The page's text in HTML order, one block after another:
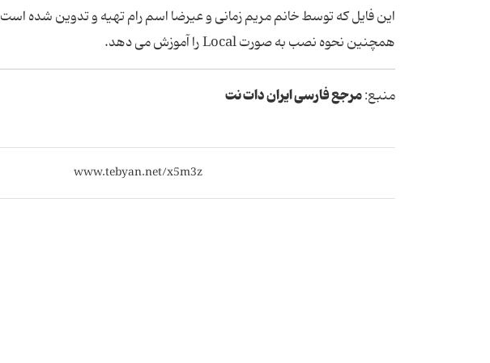
همچنین نحوه نصب به صورت Local را آموزش می دهد.
منبع:مرجع فارسی ایران دات نت